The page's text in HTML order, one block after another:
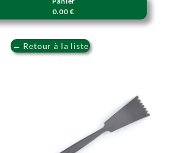
0.00 €
← Retour à la liste